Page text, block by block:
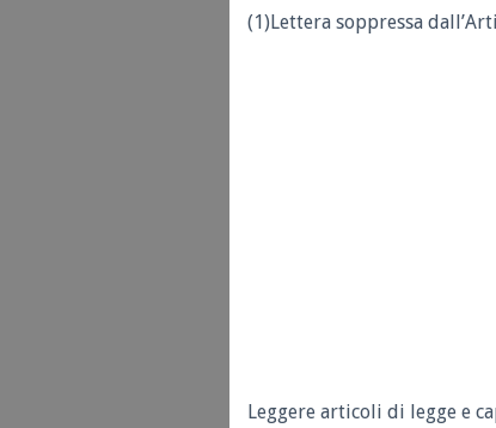
(1)Lettera soppressa
Leggere articoli di legge e